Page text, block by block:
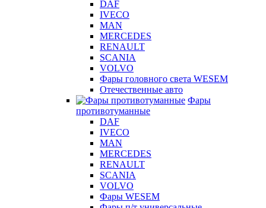
DAF
IVECO
MAN
MERCEDES
RENAULT
SCANIA
VOLVO
Фары головного света WESEM
Отечественные авто
Фары
противотуманные
DAF
IVECO
MAN
MERCEDES
RENAULT
SCANIA
VOLVO
Фары WESEM